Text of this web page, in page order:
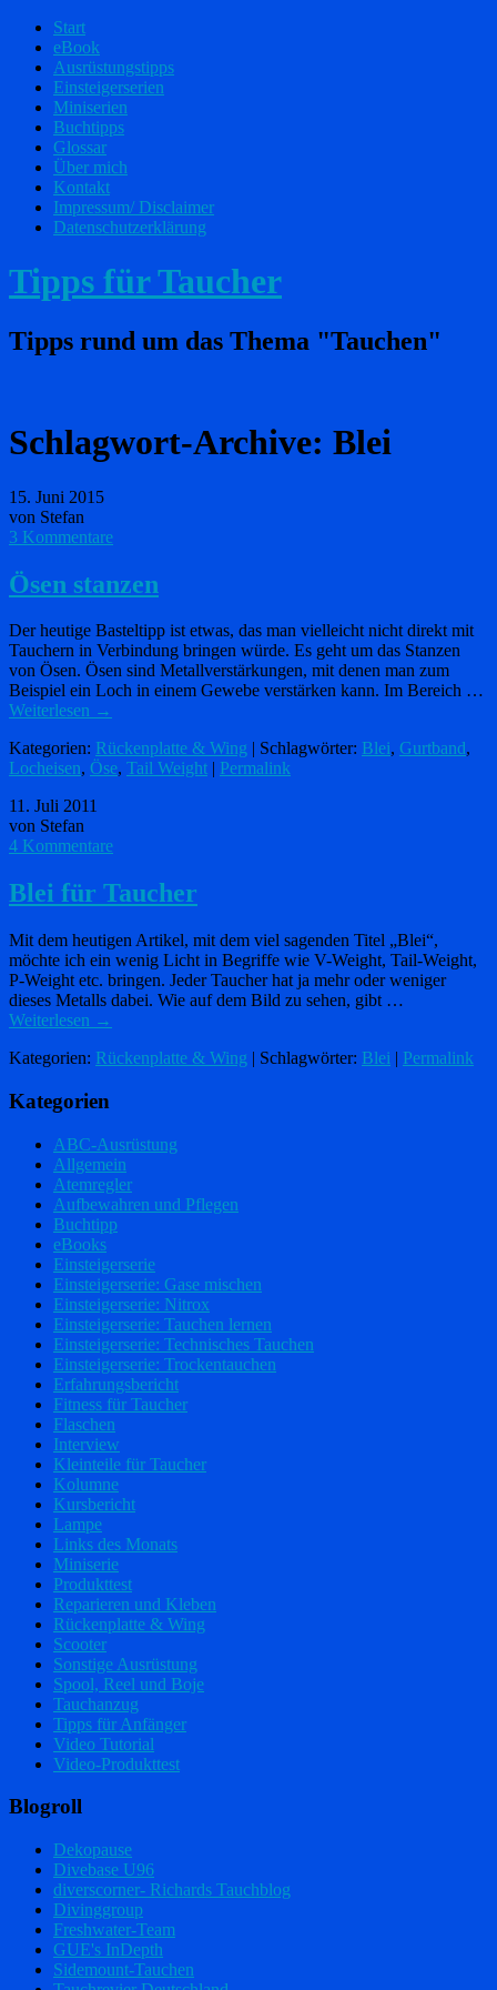
Start
eBook
Ausrüstungstipps
Einsteigerserien
Miniserien
Buchtipps
Glossar
Über mich
Kontakt
Impressum/ Disclaimer
Datenschutzerklärung
Tipps für Taucher
Tipps rund um das Thema "Tauchen"
Schlagwort-Archive: Blei
15. Juni 2015
von Stefan
3 Kommentare
Ösen stanzen
Der heutige Basteltipp ist etwas, das man vielleicht nicht direkt mit
Tauchern in Verbindung bringen würde. Es geht um das Stanzen
von Ösen. Ösen sind Metallverstärkungen, mit denen man zum
Beispiel ein Loch in einem Gewebe verstärken kann. Im Bereich …
Weiterlesen →
Kategorien: Rückenplatte & Wing | Schlagwörter: Blei, Gurtband,
Locheisen, Öse, Tail Weight
Permalink
11. Juli 2011
von Stefan
4 Kommentare
Blei für Taucher
Mit dem heutigen Artikel, mit dem viel sagenden Titel „Blei“,
möchte ich ein wenig Licht in Begriffe wie V-Weight, Tail-Weight,
P-Weight etc. bringen. Jeder Taucher hat ja mehr oder weniger
dieses Metalls dabei. Wie auf dem Bild zu sehen, gibt …
Weiterlesen →
Kategorien: Rückenplatte & Wing | Schlagwörter: Blei | Permalink
Kategorien
ABC-Ausrüstung
Allgemein
Atemregler
Aufbewahren und Pflegen
Buchtipp
eBooks
Einsteigerserie
Einsteigerserie: Gase mischen
Einsteigerserie: Nitrox
Einsteigerserie: Tauchen lernen
Einsteigerserie: Technisches Tauchen
Einsteigerserie: Trockentauchen
Erfahrungsbericht
Fitness für Taucher
Flaschen
Interview
Kleinteile für Taucher
Kolumne
Kursbericht
Lampe
Links des Monats
Miniserie
Produkttest
Reparieren und Kleben
Rückenplatte & Wing
Scooter
Sonstige Ausrüstung
Spool, Reel und Boje
Tauchanzug
Tipps für Anfänger
Video Tutorial
Video-Produkttest
Blogroll
Dekopause
Divebase U96
diverscorner- Richards Tauchblog
Divinggroup
Freshwater-Team
GUE's InDepth
Sidemount-Tauchen